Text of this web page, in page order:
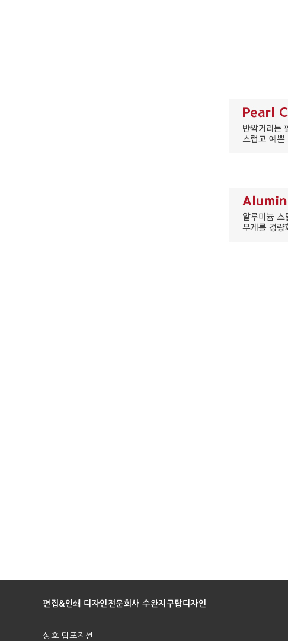
편집&인쇄 디자인전문회사 수완지구탑디자인
상호 탑포지션